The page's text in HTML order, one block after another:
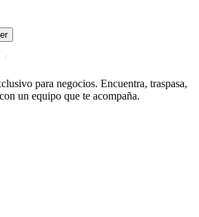
para negocios. Encuentra, traspasa,
un equipo que te acompaña.